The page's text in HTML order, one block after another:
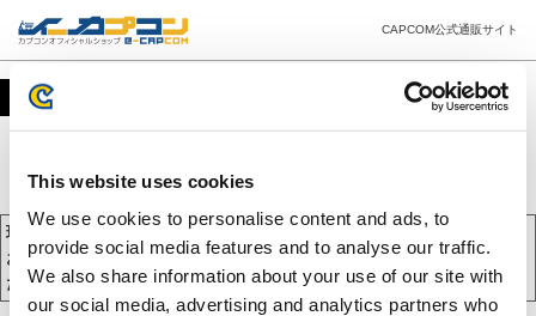
This website uses cookies
We use cookies to personalise content and ads, to
provide social media features and to analyse our traffic.
We also share information about your use of our site with
our social media, advertising and analytics partners who
CAPCOM公式通販サイト
カート
現在、カートには商品が入っておりません。
お買い物を続けるには下の 「お買い物を続ける」 をクリックしてく
ださい。